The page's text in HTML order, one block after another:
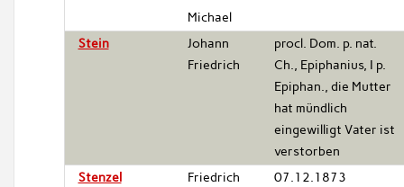
Michael
Stein
Johann
Friedrich
procl. Dom. p. nat.
Ch., Epiphanius, I p.
Epiphan., die Mutter
hat mündlich
eingewilligt Vater ist
verstorben
Stenzel
Friedrich
07.12.1873